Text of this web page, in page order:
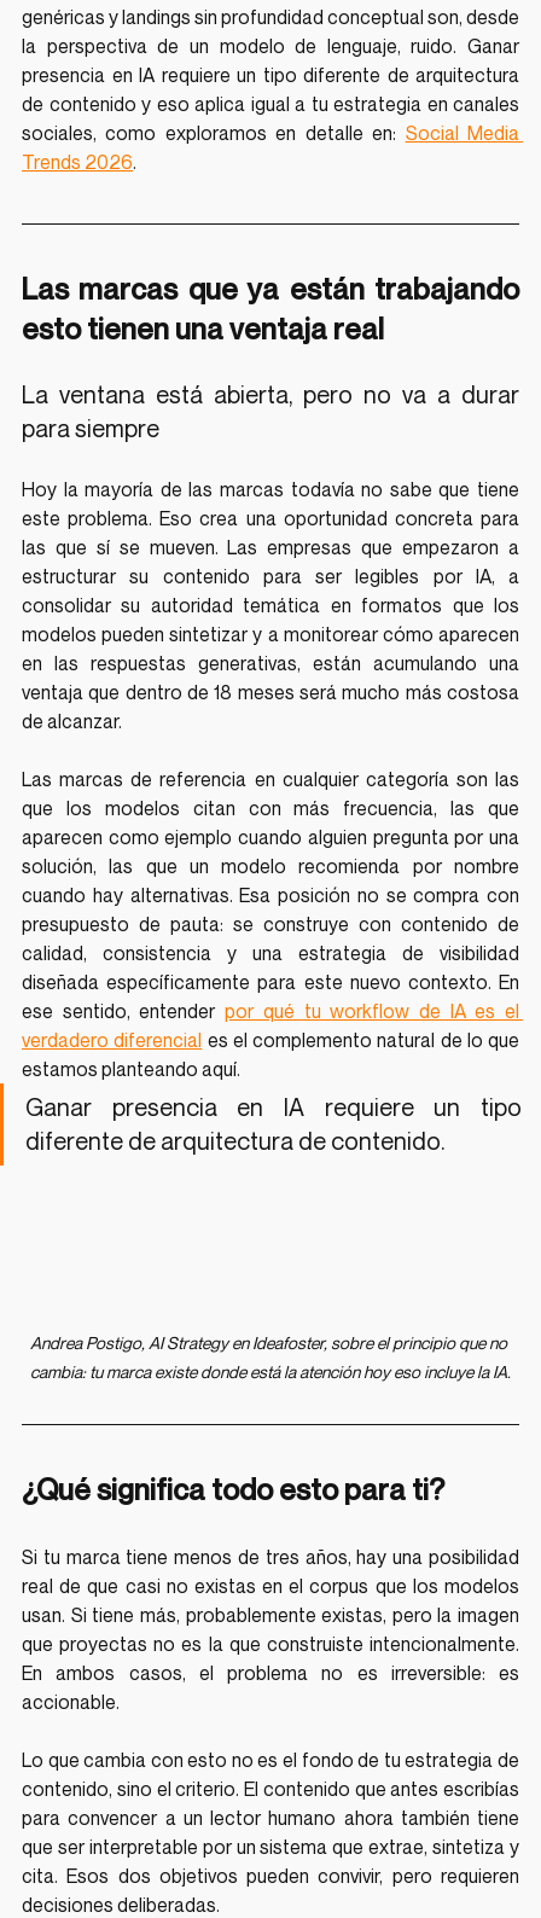
genéricas y landings sin profundidad conceptual son, desde
la perspectiva de un modelo de lenguaje, ruido. Ganar
presencia en IA requiere un tipo diferente de arquitectura
de contenido y eso aplica igual a tu estrategia en canales
sociales, como exploramos en detalle en: Social Media
Trends 2026.
Las marcas que ya están trabajando
esto tienen una ventaja real
La ventana está abierta, pero no va a durar
para siempre
Hoy la mayoría de las marcas todavía no sabe que tiene
este problema. Eso crea una oportunidad concreta para
las que sí se mueven. Las empresas que empezaron a
estructurar su contenido para ser legibles por IA, a
consolidar su autoridad temática en formatos que los
modelos pueden sintetizar y a monitorear cómo aparecen
en las respuestas generativas, están acumulando una
ventaja que dentro de 18 meses será mucho más costosa
de alcanzar.
Las marcas de referencia en cualquier categoría son las
que los modelos citan con más frecuencia, las que
aparecen como ejemplo cuando alguien pregunta por una
solución, las que un modelo recomienda por nombre
cuando hay alternativas. Esa posición no se compra con
presupuesto de pauta: se construye con contenido de
calidad, consistencia y una estrategia de visibilidad
diseñada específicamente para este nuevo contexto. En
ese sentido, entender por qué tu workflow de IA es el
verdadero diferencial es el complemento natural de lo que
estamos planteando aquí.
Ganar presencia en IA requiere un tipo
diferente de arquitectura de contenido.
Andrea Postigo, AI Strategy en Ideafoster, sobre el principio que no
cambia: tu marca existe donde está la atención hoy eso incluye la IA.
¿Qué significa todo esto para ti?
Si tu marca tiene menos de tres años, hay una posibilidad
real de que casi no existas en el corpus que los modelos
usan. Si tiene más, probablemente existas, pero la imagen
que proyectas no es la que construiste intencionalmente.
En ambos casos, el problema no es irreversible: es
accionable.
Lo que cambia con esto no es el fondo de tu estrategia de
contenido, sino el criterio. El contenido que antes escribías
para convencer a un lector humano ahora también tiene
que ser interpretable por un sistema que extrae, sintetiza y
cita. Esos dos objetivos pueden convivir, pero requieren
decisiones deliberadas.